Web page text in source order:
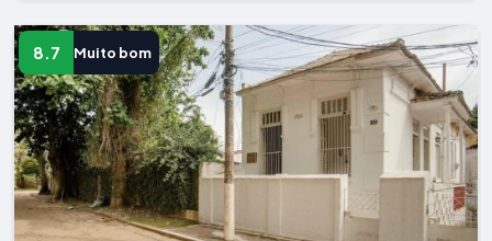
8.7 Muito bom